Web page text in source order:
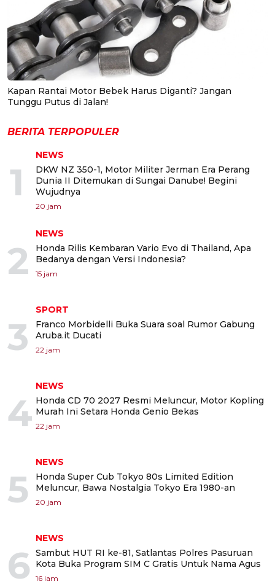
Kapan Rantai Motor Bebek Harus Diganti? Jangan
Tunggu Putus di Jalan!
BERITA TERPOPULER
1
NEWS
DKW NZ 350-1, Motor Militer Jerman Era Perang
Dunia II Ditemukan di Sungai Danube! Begini
Wujudnya
20 jam
2
NEWS
Honda Rilis Kembaran Vario Evo di Thailand, Apa
Bedanya dengan Versi Indonesia?
15 jam
3
SPORT
Franco Morbidelli Buka Suara soal Rumor Gabung
Aruba.it Ducati
22 jam
4
NEWS
Honda CD 70 2027 Resmi Meluncur, Motor Kopling
Murah Ini Setara Honda Genio Bekas
22 jam
5
NEWS
Honda Super Cub Tokyo 80s Limited Edition
Meluncur, Bawa Nostalgia Tokyo Era 1980-an
20 jam
6
NEWS
Sambut HUT RI ke-81, Satlantas Polres Pasuruan
Kota Buka Program SIM C Gratis Untuk Nama Agus
16 jam